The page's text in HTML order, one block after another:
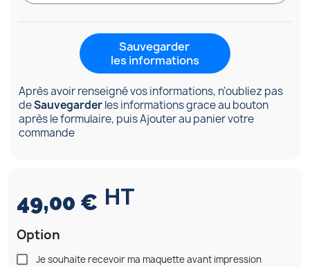
Sauvegarder
les informations
Après avoir renseigné vos informations, n'oubliez pas
deSauvegarderles informations grace au bouton
après le formulaire, puis Ajouter au panier votre
commande
49,00 € HT
Option
Je souhaite recevoir ma maquette avant impression